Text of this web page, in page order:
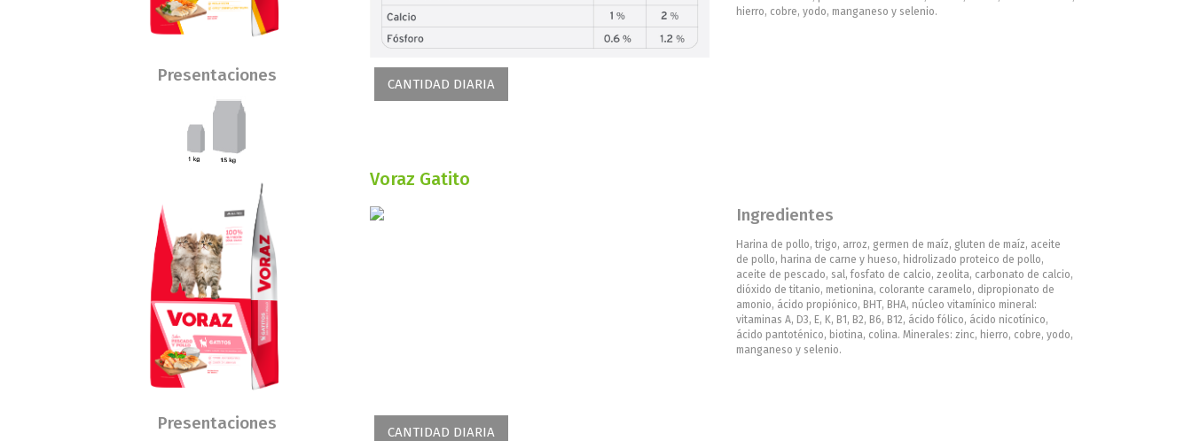
hierro, cobre, yodo, manganeso y selenio.
Presentaciones CANTIDAD DIARIA
Voraz Gatito
Ingredientes
Harina de pollo, trigo, arroz, germen de maíz, gluten de maíz, aceite
de pollo, harina de carne y hueso, hidrolizado proteico de pollo,
aceite de pescado, sal, fosfato de calcio, zeolita, carbonato de calcio,
dióxido de titanio, metionina, colorante caramelo, dipropionato de
amonio, ácido propiónico, BHT, BHA, núcleo vitamínico mineral:
vitaminas A, D3, E, K, B1, B2, B6, B12, ácido fólico, ácido nicotínico,
ácido pantoténico, biotina, colina. Minerales: zinc, hierro, cobre, yodo,
manganeso y selenio.
Presentaciones CANTIDAD DIARIA